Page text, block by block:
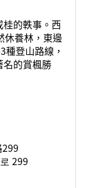
的軼事。西
休養林，東邊
登山路線，
名的賞楓勝
299